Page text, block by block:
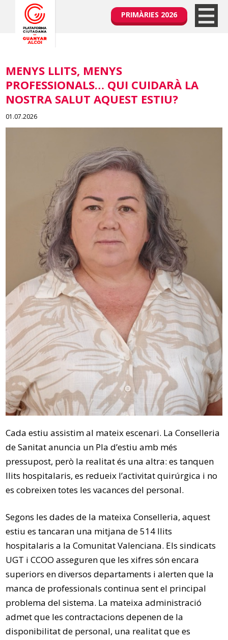
PRIMÀRIES 2026
MENYS LLITS, MENYS
PROFESSIONALS… QUI CUIDARÀ LA
NOSTRA SALUT AQUEST ESTIU?
01.07.2026
Cada estiu assistim al mateix escenari. La Conselleria
de Sanitat anuncia un Pla d’estiu amb més
pressupost, però la realitat és una altra: es tanquen
llits hospitalaris, es redueix l’activitat quirúrgica i no
es cobreixen totes les vacances del personal.
Segons les dades de la mateixa Conselleria, aquest
estiu es tancaran una mitjana de 514 llits
hospitalaris a la Comunitat Valenciana. Els sindicats
UGT i CCOO asseguren que les xifres són encara
superiors en diversos departaments i alerten que la
manca de professionals continua sent el principal
problema del sistema. La mateixa administració
admet que les contractacions depenen de la
disponibilitat de personal, una realitat que es